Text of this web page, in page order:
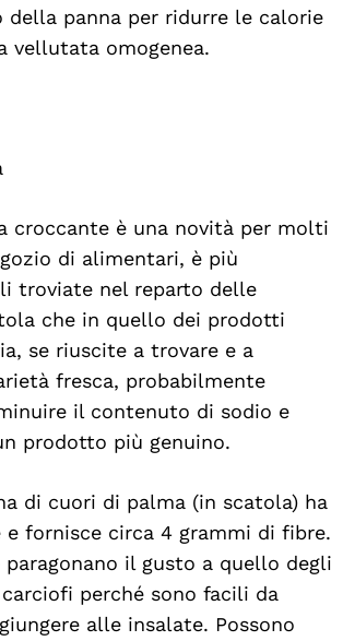
della panna per ridurre le calorie
vellutata omogenea.
croccante è una novità per molti
di alimentari, è più
troviate nel reparto delle
che in quello dei prodotti
se riuscite a trovare e a
fresca, probabilmente
il contenuto di sodio e
prodotto più genuino.
di cuori di palma (in scatola) ha
e fornisce circa 4 grammi di fibre.
paragonano il gusto a quello degli
perché sono facili da
alle insalate. Possono